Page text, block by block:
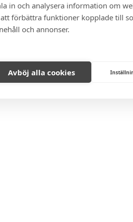
in och analysera information om
förbättra funktioner kopplade till
och annonser.
Avböj alla cookies